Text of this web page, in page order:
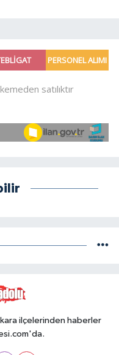
ilçelerinden haberler